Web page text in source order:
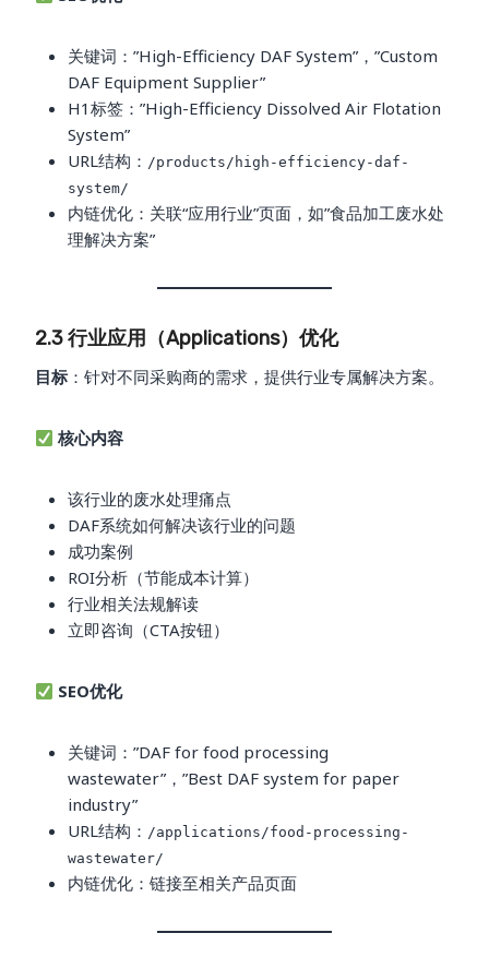
关键词：”High-Efficiency DAF System”，”Custom
DAF Equipment Supplier”
H1标签：”High-Efficiency Dissolved Air Flotation
System”
URL结构： /products/high-efficiency-daf-
system/
内链优化：关联“应用行业”页面，如”食品加工废水处
理解决方案”
2.3 行业应用（Applications）优化
目标 ：针对不同采购商的需求，提供行业专属解决方案。
核心内容
该行业的废水处理痛点
DAF系统如何解决该行业的问题
成功案例
ROI分析（节能成本计算）
行业相关法规解读
立即咨询（CTA按钮）
SEO优化
关键词：”DAF for food processing
wastewater”，”Best DAF system for paper
industry”
URL结构： /applications/food-processing-
wastewater/
内链优化：链接至相关产品页面